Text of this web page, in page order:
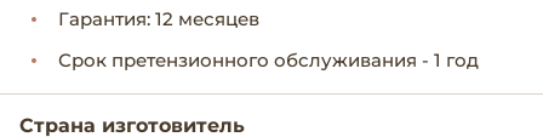
Гарантия: 12 месяцев
Срок претензионного обслуживания - 1 год
Страна изготовитель